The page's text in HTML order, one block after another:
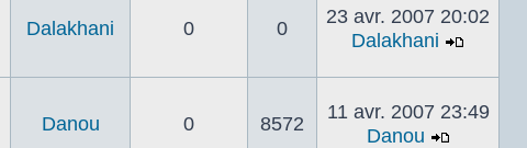
dernier
Dalakhani 0 0
23 avr. 2007 20:02
Dalakhani
le
dernier
Danou 0 8572
11 avr. 2007 23:49
Danou